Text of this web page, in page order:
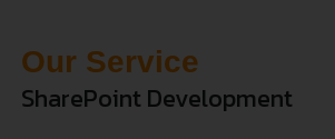
Our Service
SharePoint Development